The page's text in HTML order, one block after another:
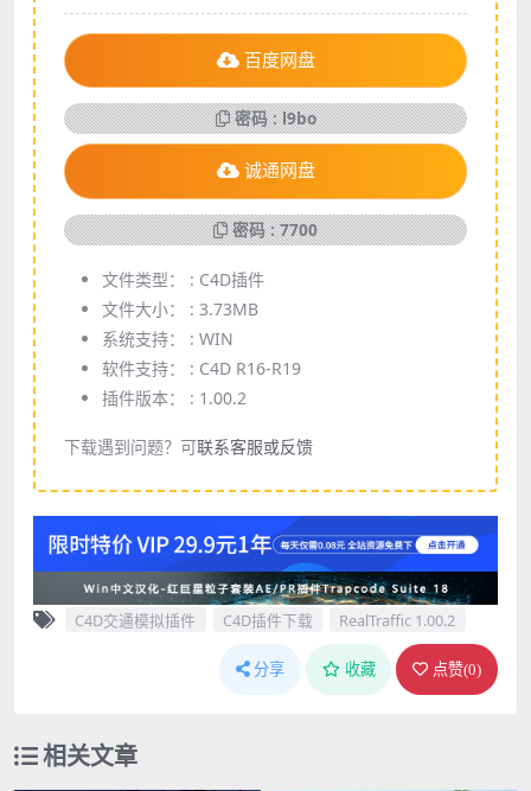
百度网盘
密码 : l9bo
诚通网盘
密码 : 7700
文件类型： : C4D插件
文件大小： : 3.73MB
系统支持： : WIN
软件支持： : C4D R16-R19
插件版本： : 1.00.2
下载遇到问题？可联系客服或反馈
C4D交通模拟插件 C4D插件下载 RealTraffic 1.00.2
分享 收藏 点赞(0)
相关文章